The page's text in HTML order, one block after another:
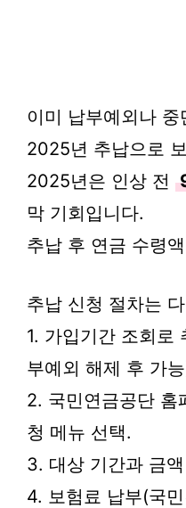
이미 납부예외나
2025년 추납으로
2025년은 인상 전
막 기회입니다.
추납 후 연금 수령
추납 신청 절차는
1. 가입기간 조회로
부예외 해제 후 가
2. 국민연금공단 홈
청 메뉴 선택.
3. 대상 기간과 금
4. 보험료 납부(국